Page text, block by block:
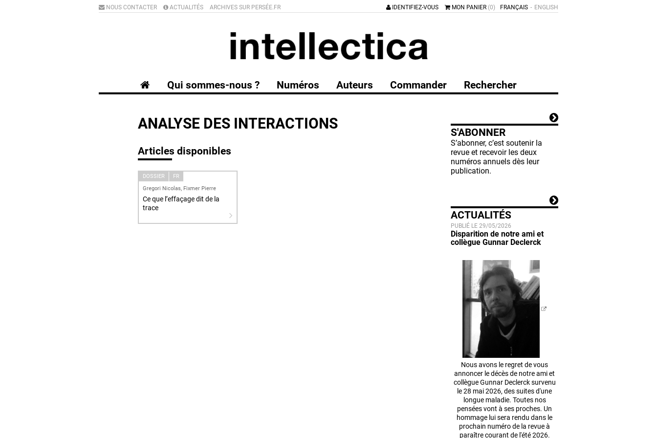
ENGLISH
FRANÇAIS
IDENTIFIEZ-VOUS MON PANIER (0)
NOUS CONTACTER ACTUALITÉS ARCHIVES SUR PERSÉE.FR
Qui sommes-nous ? Numéros Auteurs Commander Rechercher
ANALYSE DES INTERACTIONS
Articles disponibles
DOSSIER
FR
Gregori Nicolas, Fixmer Pierre
Ce que l’effaçage dit de la
trace
S'ABONNER
S’abonner, c’est soutenir la
revue et recevoir les deux
numéros annuels dès leur
publication.
ACTUALITÉS
PUBLIÉ LE 29/05/2026
Disparition de notre ami et
collègue Gunnar Declerck
Nous avons le regret de vous
annoncer le décès de notre ami et
collègue Gunnar Declerck survenu
le 28 mai 2026, des suites d'une
longue maladie. Toutes nos
pensées vont à ses proches. Un
hommage lui sera rendu dans le
prochain numéro de la revue à
paraître courant de l'été 2026.